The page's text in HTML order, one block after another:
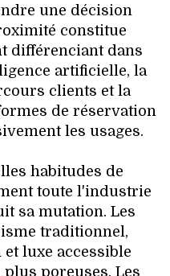
une décision
constitue
différenciant dans
artificielle, la
clients et la
de réservation
les usages.
habitudes de
toute l'industrie
sa mutation. Les
traditionnel,
luxe accessible
poreuses. Les